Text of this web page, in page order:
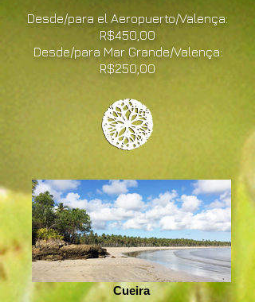
Desde/para el Aeropuerto/Valença:
R$450,00
Desde/para Mar Grande/Valença:
R$250,00
Cueira